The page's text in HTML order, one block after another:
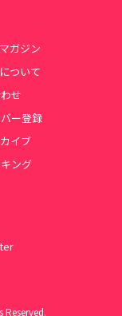
ガジン
ついて
せ
ー登録
イブ
ング